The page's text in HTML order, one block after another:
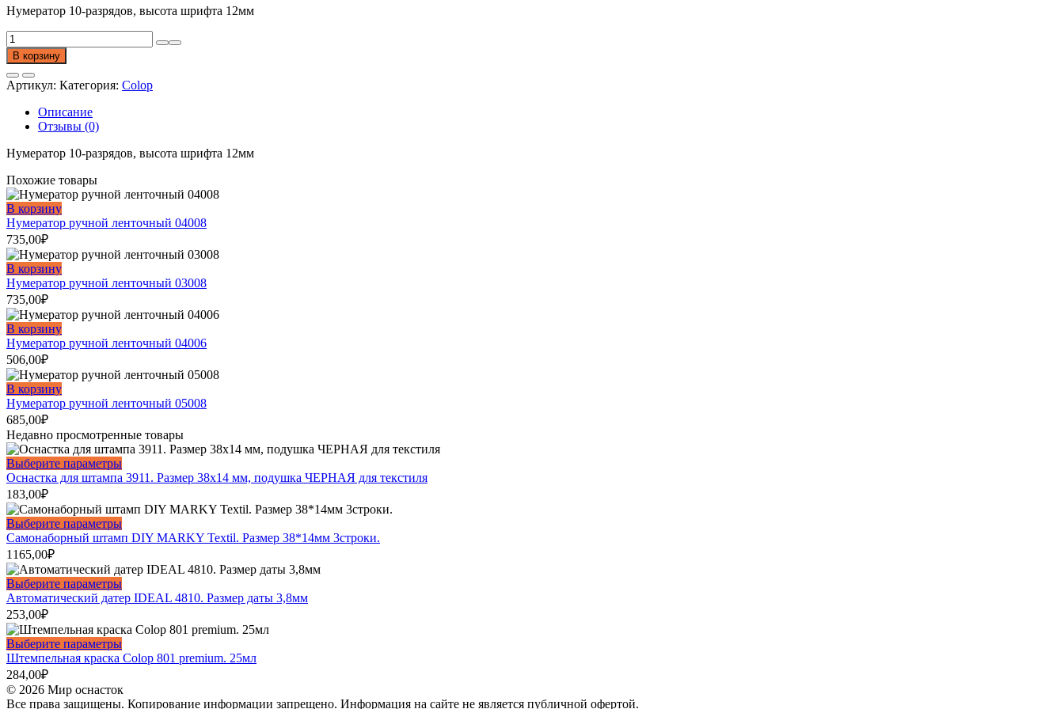
Нумератор 10-разрядов, высота шрифта 12мм
Количество
товара
Нумератор
ручной
ленточный
12010
В корзину
Артикул: Категория: Colop
Описание
Отзывы (0)
Нумератор 10-разрядов, высота шрифта 12мм
Похожие товары
В корзину
Нумератор ручной ленточный 04008
735,00₽
В корзину
Нумератор ручной ленточный 03008
735,00₽
В корзину
Нумератор ручной ленточный 04006
506,00₽
В корзину
Нумератор ручной ленточный 05008
685,00₽
Недавно просмотренные товары
Выберите параметрыЭтот
товар
несколько
вариаций.
Опции
можно
выбрать
на
странице
товара.
Оснастка для штампа 3911. Размер 38х14 мм, подушка ЧЕРНАЯ для текстиля
183,00₽
Выберите параметрыЭтот
товар
несколько
вариаций.
Опции
можно
выбрать
на
странице
товара.
Самонаборный штамп DIY MARKY Textil. Размер 38*14мм 3строки.
1165,00₽
Выберите параметрыЭтот
товар
несколько
вариаций.
Опции
можно
на
Автоматический датер IDEAL 4810. Размер даты 3,8мм
253,00₽
Выберите параметрыЭтот
товар
несколько
вариаций.
Штемпельная краска Colop 801 premium. 25мл
284,00₽
© 2026 Мир оснасток
Все права защищены. Копирование информации запрещено. Информация на сайте не является публичной офертой.